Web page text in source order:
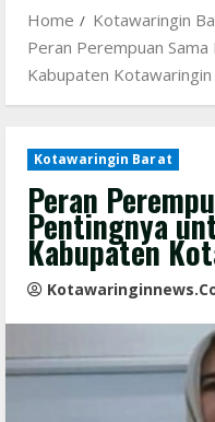
Home
Kotawaringin
Peran Perempuan
Kabupaten
Kotawaringin Barat
Peran
Pentingnya
Kabupaten